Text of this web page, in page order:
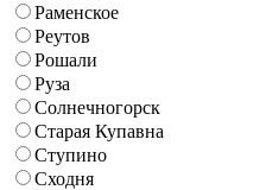
Раменское
Реутов
Рошали
Руза
Солнечногорск
Старая Купавна
Ступино
Сходня